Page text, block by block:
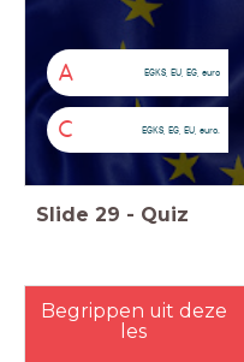
A EGKS, EU, EG, euro
C EGKS, EG, EU, euro.
Slide 29 - Quiz
Begrippen uit deze
les